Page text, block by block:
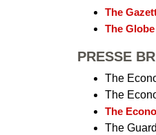
The
The
PRESSE
The
The
The
The